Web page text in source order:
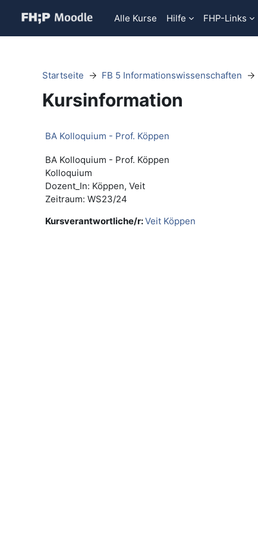
Alle Kurse
Hilfe FHP-Links
Startseite FB 5 Informationswissenschaften
Kursinformation
BA Kolloquium - Prof. Köppen
BA Kolloquium - Prof. Köppen
Kolloquium
Dozent_In: Köppen, Veit
Zeitraum: WS23/24
Kursverantwortliche/r:Veit Köppen